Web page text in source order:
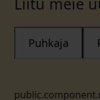
Puhkaja